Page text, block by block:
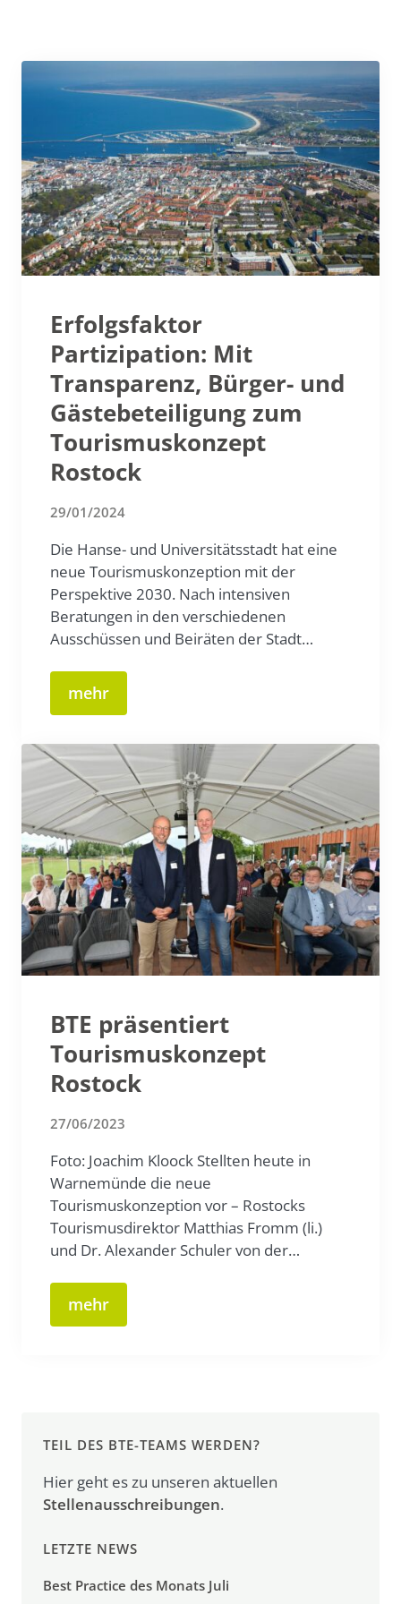
Erfolgsfaktor
Partizipation: Mit
Transparenz, Bürger- und
Gästebeteiligung zum
Tourismuskonzept
Rostock
29/01/2024
Die Hanse- und Universitätsstadt hat eine
neue Tourismuskonzeption mit der
Perspektive 2030. Nach intensiven
Beratungen in den verschiedenen
Ausschüssen und Beiräten der Stadt…
mehr
BTE präsentiert
Tourismuskonzept
Rostock
27/06/2023
Foto: Joachim Kloock Stellten heute in
Warnemünde die neue
Tourismuskonzeption vor – Rostocks
Tourismusdirektor Matthias Fromm (li.)
und Dr. Alexander Schuler von der…
mehr
TEIL DES BTE-TEAMS WERDEN?
Hier geht es zu unseren aktuellen
Stellenausschreibungen.
LETZTE NEWS
Best Practice des Monats Juli